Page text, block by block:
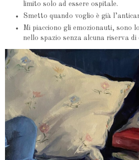
limito solo ad essere ospitale.
Smetto quando voglio è già
Mi piacciono gli emozionauti, sono
nello spazio senza alcuna riserva di